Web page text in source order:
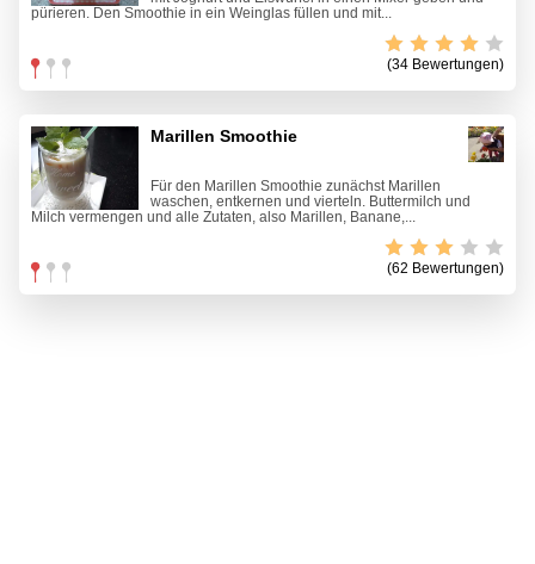
pürieren. Den Smoothie in ein Weinglas füllen und mit...
(34 Bewertungen)
Marillen Smoothie
Für den Marillen Smoothie zunächst Marillen
waschen, entkernen und vierteln. Buttermilch und
Milch vermengen und alle Zutaten, also Marillen, Banane,...
(62 Bewertungen)